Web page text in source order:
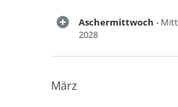
Aschermittwoch -
2028
März